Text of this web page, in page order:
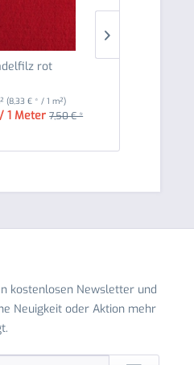
rot
(8,33 € * / 1 m²)
1 Meter 7,50 € *
kostenlosen Newsletter und
Neuigkeit oder Aktion mehr